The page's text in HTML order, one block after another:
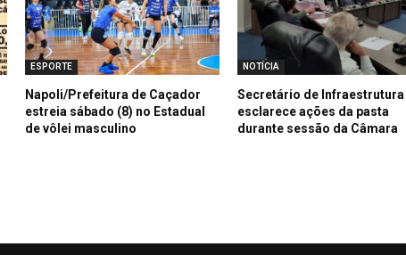
ESPORTE
Napoli/Prefeitura de Caçador
estreia sábado (8) no Estadual
de vôlei masculino
NOTÍCIA
Secretário de Infraestrutura
esclarece ações da pasta
durante sessão da Câmara